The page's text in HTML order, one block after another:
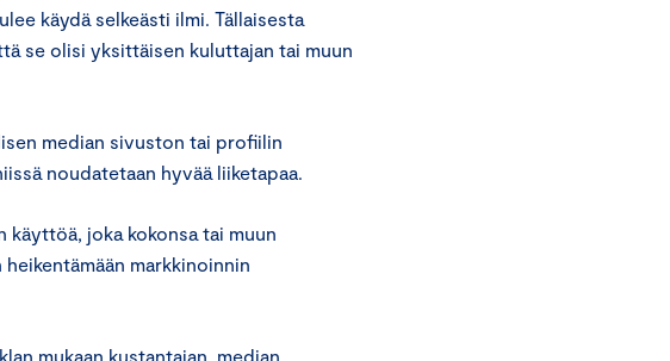
käydä selkeästi ilmi. Tällaisesta
se olisi yksittäisen kuluttajan tai muun
median sivuston tai profiilin
noudatetaan hyvää liiketapaa.
käyttöä, joka kokonsa tai muun
markkinoinnin
mukaan kustantajan, median,